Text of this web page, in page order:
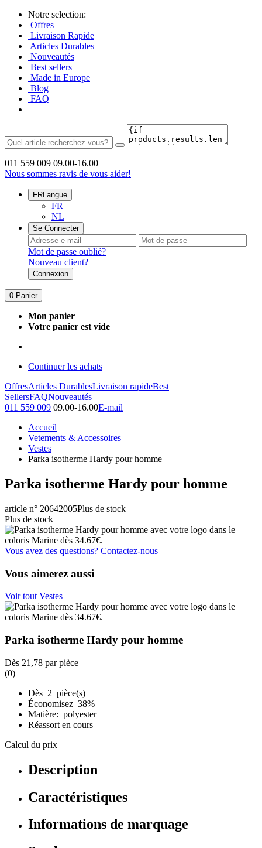
Notre selection:
Offres
Livraison Rapide
Articles Durables
Nouveautés
Best sellers
Made in Europe
Blog
FAQ
011 559 009 09.00-16.00
Nous sommes ravis de vous aider!
FRLangue
FR
NL
Se Connecter
Mot de passe oublié?
Nouveau client?
Connexion
0 Panier
Mon panier
Votre panier est vide
Continuer les achats
OffresArticles DurablesLivraison rapideBest
SellersFAQNouveautés
011 559 009 09.00-16.00E-mail
Accueil
Vetements & Accessoires
Vestes
Parka isotherme Hardy pour homme
Parka isotherme Hardy pour homme
article n° 20642005Plus de stock
Plus de stock
Vous avez des questions? Contactez-nous
Vous aimerez aussi
Voir tout Vestes
Parka isotherme Hardy pour homme
Dès 21,78 par pièce
(0)
Dès 2 pièce(s)
Économisez 38%
Matière: polyester
Réassort en cours
Calcul du prix
Description
Caractéristiques
Informations de marquage